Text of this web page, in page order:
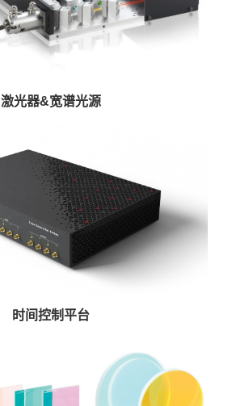
激光器&宽谱光源
时间控制平台